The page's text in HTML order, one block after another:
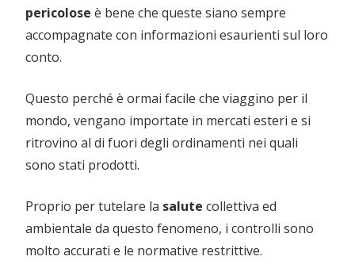
pericolose è bene che queste siano sempre
accompagnate con informazioni esaurienti sul loro
conto.
Questo perché è ormai facile che viaggino per il
mondo, vengano importate in mercati esteri e si
ritrovino al di fuori degli ordinamenti nei quali
sono stati prodotti.
Proprio per tutelare la salute collettiva ed
ambientale da questo fenomeno, i controlli sono
molto accurati e le normative restrittive.